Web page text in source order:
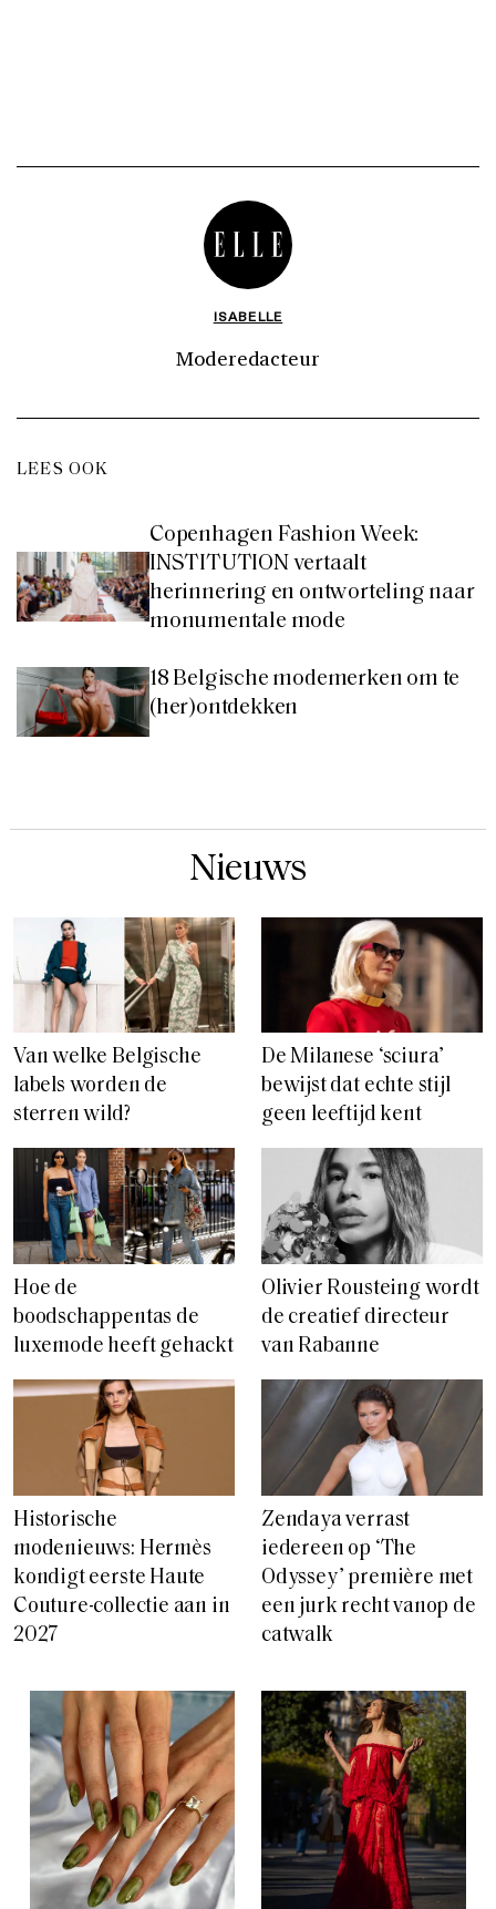
ISABELLE
Moderedacteur
LEES OOK
Copenhagen Fashion Week:
INSTITUTION vertaalt
herinnering en ontworteling naar
monumentale mode
18 Belgische modemerken om te
(her)ontdekken
Nieuws
Van welke Belgische
labels worden de
sterren wild?
De Milanese ‘sciura’
bewijst dat echte stijl
geen leeftijd kent
Hoe de
boodschappentas de
luxemode heeft gehackt
Olivier Rousteing wordt
de creatief directeur
van Rabanne
Historische
modenieuws: Hermès
kondigt eerste Haute
Couture-collectie aan in
2027
Zendaya verrast
iedereen op ‘The
Odyssey’ première met
een jurk recht vanop de
catwalk